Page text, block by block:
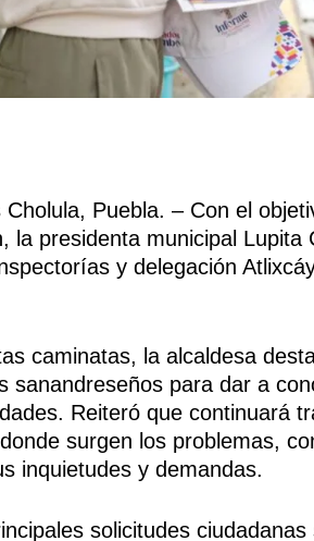
Cholula, Puebla. – Con el
la presidenta municipal
y delegación
caminatas, la alcaldesa
sanandreseños para dar a
Reiteró que continuará
surgen los problemas,
inquietudes y demandas.
solicitudes